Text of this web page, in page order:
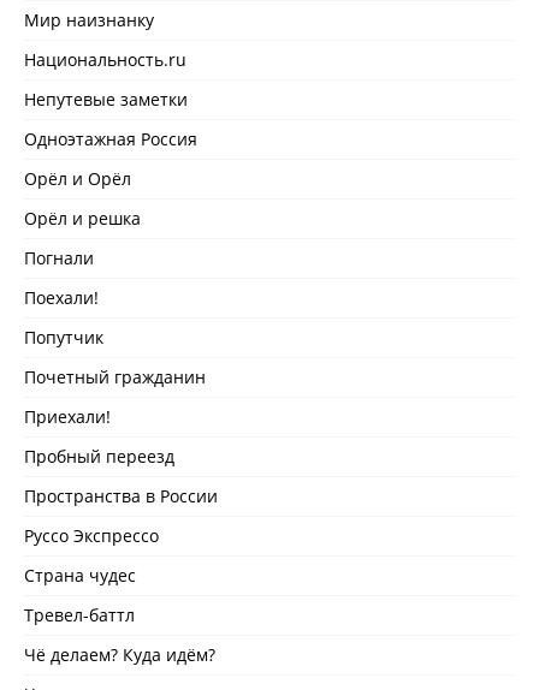
Мир наизнанку
Национальность.ru
Непутевые заметки
Одноэтажная Россия
Орёл и Орёл
Орёл и решка
Погнали
Поехали!
Попутчик
Почетный гражданин
Приехали!
Пробный переезд
Пространства в России
Руссо Экспрессо
Страна чудес
Тревел-баттл
Чё делаем? Куда идём?